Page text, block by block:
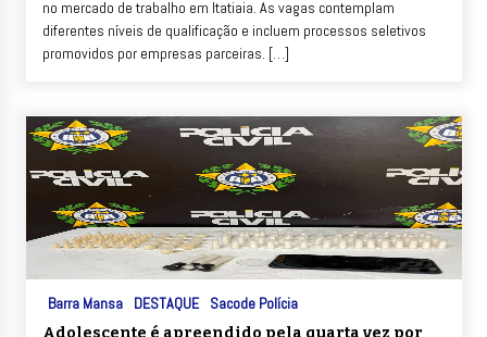
no mercado de trabalho em Itatiaia. As vagas contemplam
diferentes níveis de qualificação e incluem processos seletivos
promovidos por empresas parceiras. […]
Barra Mansa DESTAQUE Sacode Polícia
Adolescente é apreendido pela quarta vez por